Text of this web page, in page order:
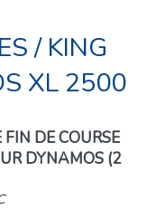
/ KING
XL 2500
DE COURSE
DYNAMOS (2